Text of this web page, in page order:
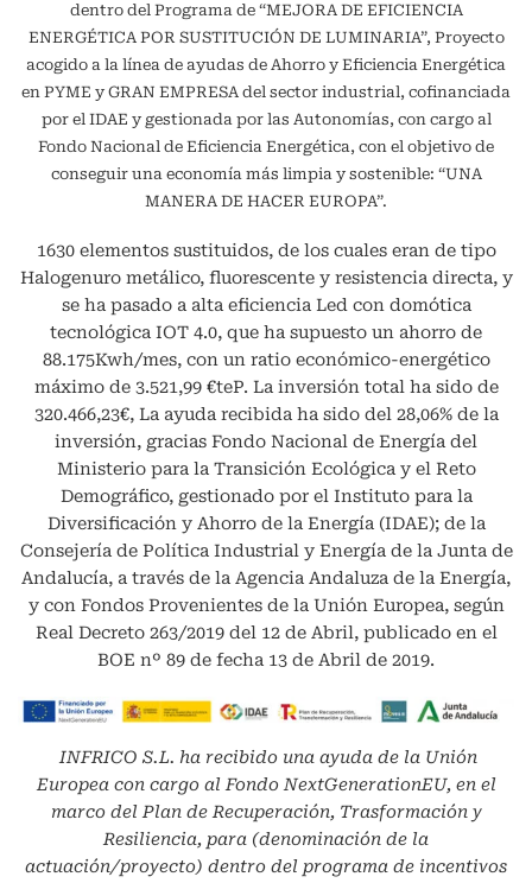
dentro del Programa de “MEJORA DE EFICIENCIA
ENERGÉTICA POR SUSTITUCIÓN DE LUMINARIA”, Proyecto
acogido a la línea de ayudas de Ahorro y Eficiencia Energética
en PYME y GRAN EMPRESA del sector industrial, cofinanciada
por el IDAE y gestionada por las Autonomías, con cargo al
Fondo Nacional de Eficiencia Energética, con el objetivo de
conseguir una economía más limpia y sostenible: “UNA
MANERA DE HACER EUROPA”.
1630 elementos sustituidos, de los cuales eran de tipo
Halogenuro metálico, fluorescente y resistencia directa, y
se ha pasado a alta eficiencia Led con domótica
tecnológica IOT 4.0, que ha supuesto un ahorro de
88.175Kwh/mes, con un ratio económico-energético
máximo de 3.521,99 €teP. La inversión total ha sido de
320.466,23€, La ayuda recibida ha sido del 28,06% de la
inversión, gracias Fondo Nacional de Energía del
Ministerio para la Transición Ecológica y el Reto
Demográfico, gestionado por el Instituto para la
Diversificación y Ahorro de la Energía (IDAE); de la
Consejería de Política Industrial y Energía de la Junta de
Andalucía, a través de la Agencia Andaluza de la Energía,
y con Fondos Provenientes de la Unión Europea, según
Real Decreto 263/2019 del 12 de Abril, publicado en el
BOE nº 89 de fecha 13 de Abril de 2019.
INFRICO S.L. ha recibido una ayuda de la Unión
Europea con cargo al Fondo NextGenerationEU, en el
marco del Plan de Recuperación, Trasformación y
Resiliencia, para (denominación de la
actuación/proyecto) dentro del programa de incentivos